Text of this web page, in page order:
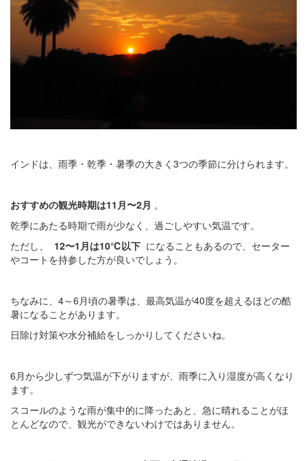
インドは、雨季・乾季・暑季の大きく3つの季節に分けられます。
おすすめの観光時期は11月〜2月 。
乾季にあたる時期で雨が少なく、過ごしやすい気温です。
ただし、 12〜1月は10℃以下 になることもあるので、セーター
やコートを持参した方が良いでしょう。
ちなみに、4～6月頃の暑季は、最高気温が40度を超えるほどの酷
暑になることがあります。
日除け対策や水分補給をしっかりしてくださいね。
6月から少しずつ気温が下がりますが、雨季に入り湿度が高くなり
ます。
スコールのような雨が集中的に降ったあと、急に晴れることがほ
とんどなので、観光ができないわけではありません。